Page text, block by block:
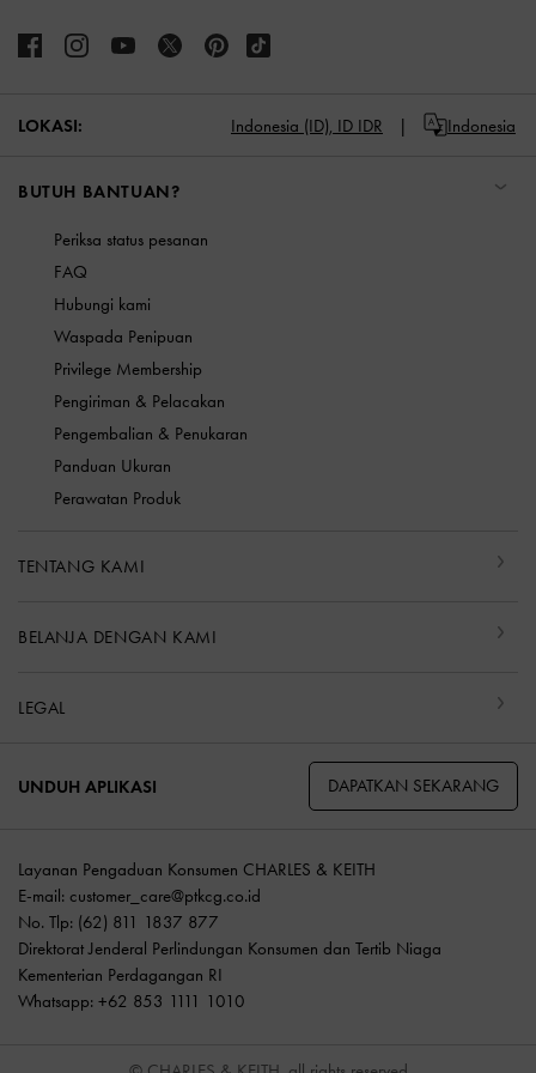
LOKASI: Indonesia (ID), ID IDR Indonesia
BUTUH BANTUAN?
Periksa status pesanan
FAQ
Hubungi kami
Waspada Penipuan
Privilege Membership
Pengiriman & Pelacakan
Pengembalian & Penukaran
Panduan Ukuran
Perawatan Produk
TENTANG KAMI
BELANJA DENGAN KAMI
LEGAL
UNDUH APLIKASI DAPATKAN SEKARANG
Layanan Pengaduan Konsumen CHARLES & KEITH
E-mail: customer_care@ptkcg.co.id
No. Tlp: (62) 811 1837 877
Direktorat Jenderal Perlindungan Konsumen dan Tertib Niaga
Kementerian Perdagangan RI
Whatsapp: +62 853 1111 1010